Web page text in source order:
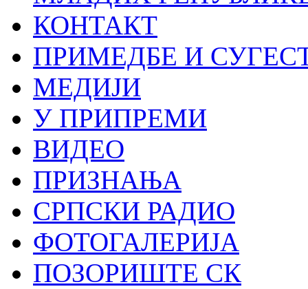
КОНТАКТ
ПРИМЕДБЕ И
МЕДИЈИ
У ПРИПРЕМИ
ВИДЕО
ПРИЗНАЊА
СРПСКИ РАДИО
ФОТОГАЛЕРИЈА
ПОЗОРИШТЕ СК